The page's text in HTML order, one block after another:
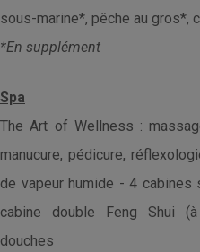
sous-marine*, pêche au gros*,
*En supplément
Spa
The Art of Wellness :
manucure, pédicure,
de vapeur humide - 4
cabine double Feng Shui
douches